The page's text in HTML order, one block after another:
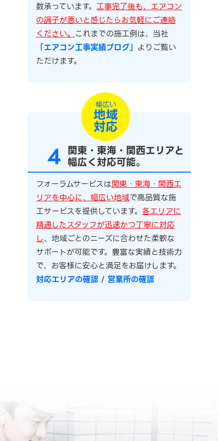
数承っています。 工事完了後も、エアコン
の調子が悪いと感じたらお気軽にご連絡
ください。これまでの施工例は、当社
「エアコン工事実績ブログ」 よりご覧い
ただけます。
4 関東・東海・関西エリアと
幅広く対応可能。
フォーラムサービスは関東・東海・関西エ
リアを中心に、幅広い地域で高品質な施
工サービスを提供しています。 各エリアに
精通したスタッフが迅速かつ丁寧に対応
し、地域ごとのニーズに合わせた柔軟な
サポートが可能です。豊富な実績と技術力
で、お客様に安心と満足をお届けします。
対応エリアの確認 / 営業所の確認